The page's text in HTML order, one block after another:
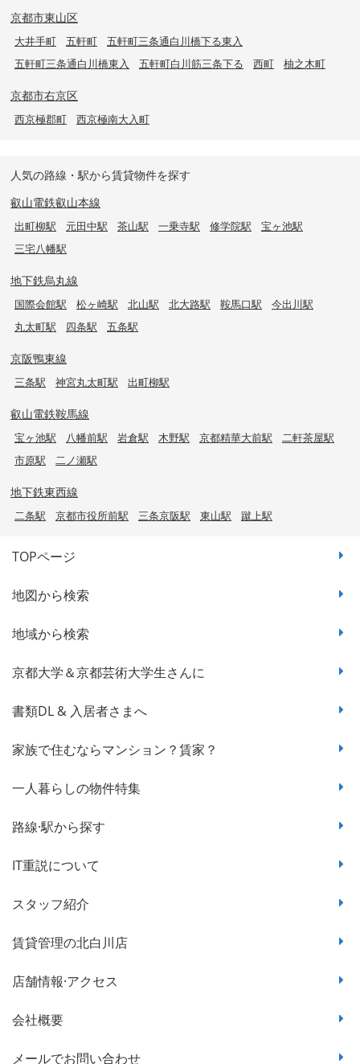
京都市東山区
大井手町 五軒町
五軒町三条通白川橋下る東入
五軒町三条通白川橋東入
五軒町白川筋三条下る 西町 柚之木町
京都市右京区
西京極郡町 西京極南大入町
人気の路線・駅から賃貸物件を探す
叡山電鉄叡山本線
出町柳駅 元田中駅 茶山駅 一乗寺駅 修学院駅
宝ヶ池駅
三宅八幡駅
地下鉄烏丸線
国際会館駅 松ヶ崎駅 北山駅 北大路駅 鞍馬口駅
今出川駅
丸太町駅
四条駅 五条駅
京阪鴨東線
三条駅 神宮丸太町駅 出町柳駅
叡山電鉄鞍馬線
宝ヶ池駅 八幡前駅 岩倉駅 木野駅 京都精華大前駅
二軒茶屋駅
市原駅
二ノ瀬駅
地下鉄東西線
二条駅 京都市役所前駅 三条京阪駅 東山駅 蹴上駅
TOPページ
地図から検索
地域から検索
京都大学＆京都芸術大学生さんに
書類DL & 入居者さまへ
家族で住むならマンション？賃家？
一人暮らしの物件特集
路線·駅から探す
IT重説について
スタッフ紹介
賃貸管理の北白川店
店舗情報·アクセス
会社概要
メールでお問い合わせ